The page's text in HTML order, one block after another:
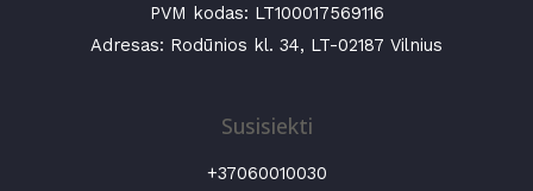
PVM kodas: LT100017569116
Adresas: Rodūnios kl. 34, LT-02187 Vilnius
Susisiekti
+37060010030